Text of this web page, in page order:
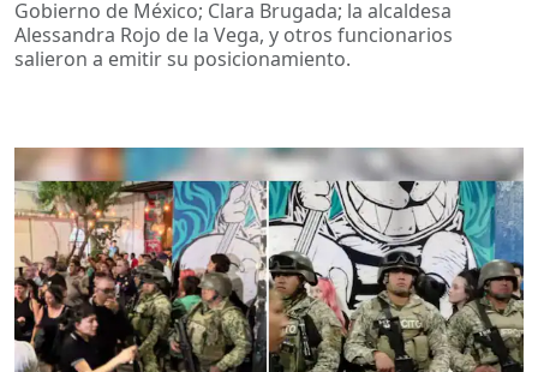
Gobierno de México; Clara Brugada; la alcaldesa
Alessandra Rojo de la Vega, y otros funcionarios
salieron a emitir su posicionamiento.